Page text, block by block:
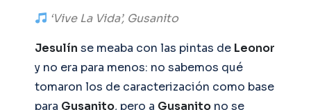
‘Vive La Vida’, Gusanito
Jesulín se meaba con las pintas de Leonor
y no era para menos: no sabemos qué
tomaron los de caracterización como base
para Gusanito, pero a Gusanito no se